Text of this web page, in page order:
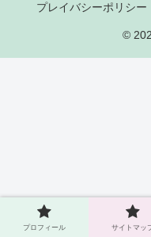
プレイバシーポリシー
©
プロフィール サイトマッ